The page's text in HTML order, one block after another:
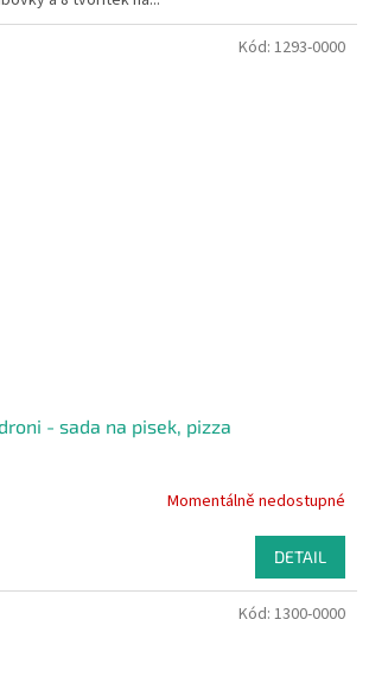
- sada na pisek, pizza
Momentálně nedostupné
DETAIL
Kód: 1293-0000
Kód: 1300-0000